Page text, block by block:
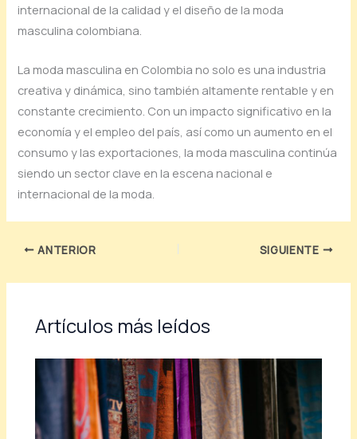
internacional de la calidad y el diseño de la moda
masculina colombiana.
La moda masculina en Colombia no solo es una industria
creativa y dinámica, sino también altamente rentable y en
constante crecimiento. Con un impacto significativo en la
economía y el empleo del país, así como un aumento en el
consumo y las exportaciones, la moda masculina continúa
siendo un sector clave en la escena nacional e
internacional de la moda.
ANTERIOR SIGUIENTE
Artículos más leídos